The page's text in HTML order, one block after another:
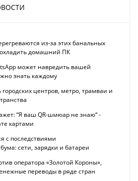
из-за этих банальных
домашний ПК
может навредить вашей
знать каждому
центров, метро, трамваи и
“Я ваш QR-шмюар не знаю“ -
картами
с последствиями
сети, зарядки и батареи
оператора «Золотой Короны»,
переводы в ряде стран